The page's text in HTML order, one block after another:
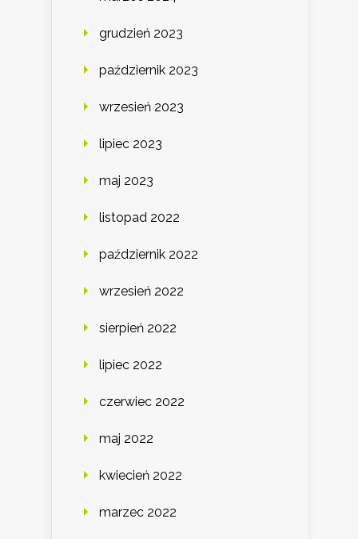
grudzień 2023
październik 2023
wrzesień 2023
lipiec 2023
maj 2023
listopad 2022
październik 2022
wrzesień 2022
sierpień 2022
lipiec 2022
czerwiec 2022
maj 2022
kwiecień 2022
marzec 2022